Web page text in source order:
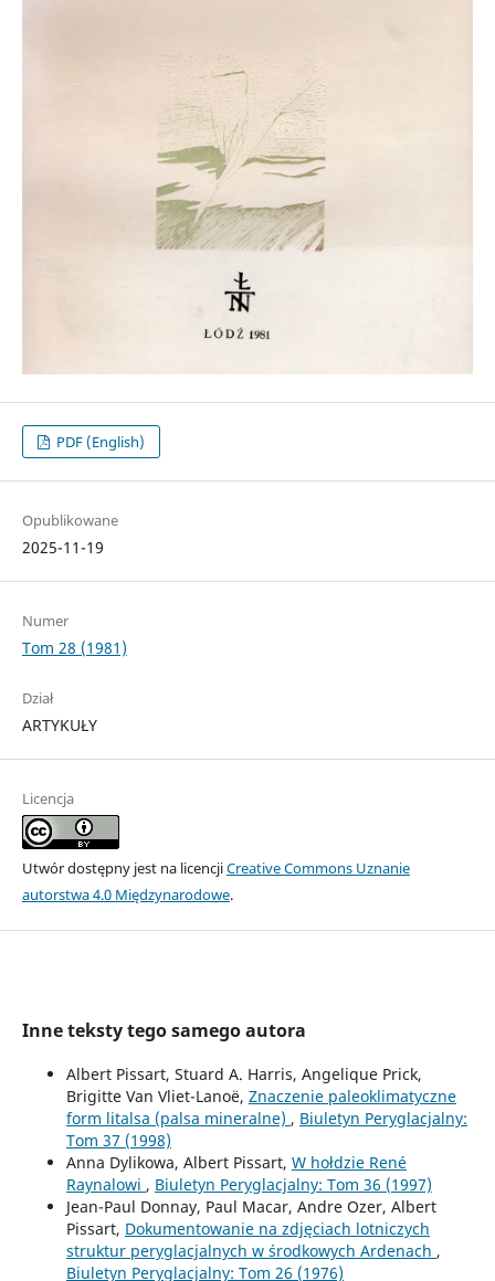
PDF (English)
Opublikowane
2025-11-19
Numer
Tom 28 (1981)
Dział
ARTYKUŁY
Licencja
Utwór dostępny jest na licencjiCreative Commons Uznanie
autorstwa 4.0 Międzynarodowe.
Inne teksty tego samego autora
Albert Pissart, Stuard A. Harris, Angelique Prick,
Brigitte Van Vliet-Lanoë, Znaczenie paleoklimatyczne
form litalsa (palsa mineralne) , Biuletyn Peryglacjalny:
Tom 37 (1998)
Anna Dylikowa, Albert Pissart, W hołdzie René
Raynalowi , Biuletyn Peryglacjalny: Tom 36 (1997)
Jean-Paul Donnay, Paul Macar, Andre Ozer, Albert
Pissart, Dokumentowanie na zdjęciach lotniczych
struktur peryglacjalnych w środkowych Ardenach ,
Biuletyn Peryglacjalny: Tom 26 (1976)